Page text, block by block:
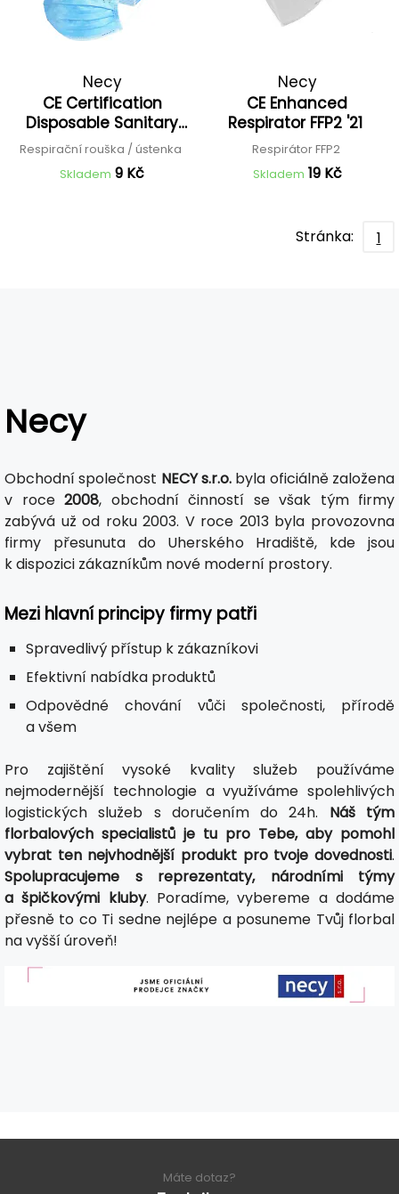
Necy
CE Certification
Disposable Sanitary
Mask '21
Respirační rouška / ústenka
Skladem 9 Kč
Necy
CE Enhanced
Respirator FFP2 '21
Respirátor FFP2
Skladem 19 Kč
Stránka: 1
Necy
Obchodní společnost NECY s.r.o. byla oficiálně založena
v roce 2008, obchodní činností se však tým firmy
zabývá už od roku 2003. V roce 2013 byla provozovna
firmy přesunuta do Uherského Hradiště, kde jsou
k dispozici zákazníkům nové moderní prostory.
Mezi hlavní principy firmy patři
Spravedlivý přístup k zákazníkovi
Efektivní nabídka produktů
Odpovědné chování vůči společnosti, přírodě
a všem
Pro zajištění vysoké kvality služeb používáme
nejmodernější technologie a využíváme spolehlivých
logistických služeb s doručením do 24h. Náš tým
florbalových specialistů je tu pro Tebe, aby pomohl
vybrat ten nejvhodnější produkt pro tvoje dovednosti.
Spolupracujeme s reprezentaty, národními týmy
a špičkovými kluby. Poradíme, vybereme a dodáme
přesně to co Ti sedne nejlépe a posuneme Tvůj florbal
na vyšší úroveň!
Máte dotaz?